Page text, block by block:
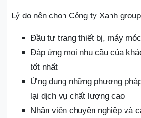
Lý do nên chọn Công ty Xanh
Đầu tư trang thiết bị, máy
Đáp ứng mọi nhu cầu của
tốt nhất
Ứng dụng những phương
lại dịch vụ chất lượng cao
Nhân viên chuyên nghiệp và